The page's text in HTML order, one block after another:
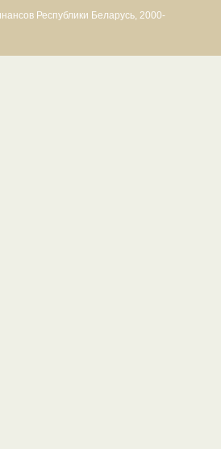
Республики Беларусь, 2000-